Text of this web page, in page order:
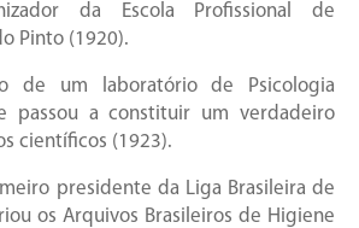
da Escola Profissional de
Pinto (1920).
de um laboratório de Psicologia
passou a constituir um verdadeiro
científicos (1923).
presidente da Liga Brasileira de
os Arquivos Brasileiros de Higiene